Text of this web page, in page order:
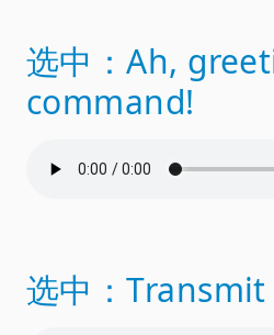
选中：Ah,
command!
选中：